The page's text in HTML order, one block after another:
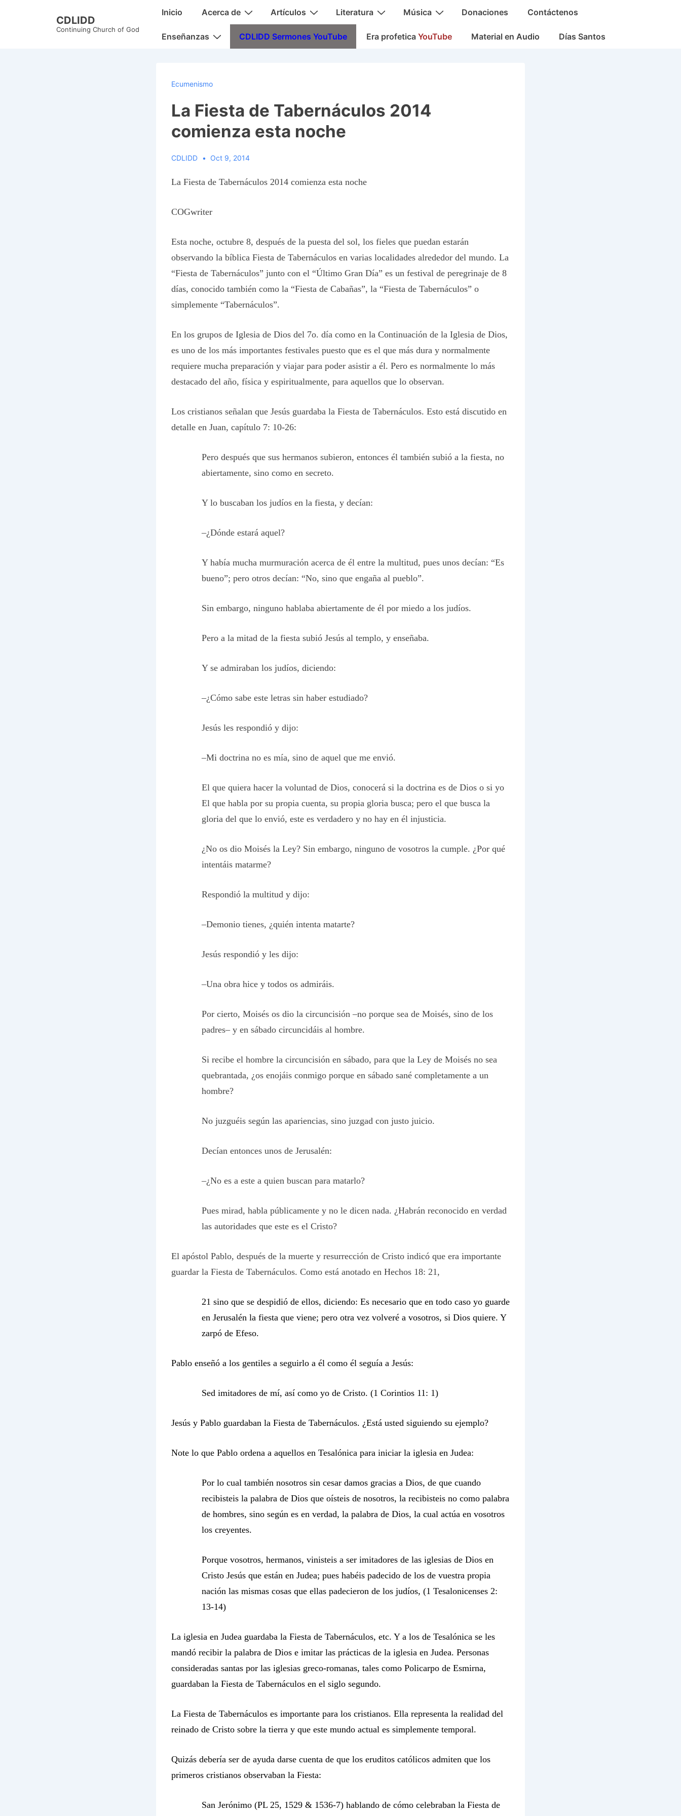
CDLIDD
Continuing Church of God
MainInicio Acerca de Artículos Literatura Música Donaciones Contáctenos
Enseñanzas CDLIDD Sermones YouTube Era profetica YouTube Material en Audio Días Santos
Ecumenismo
La Fiesta de Tabernáculos 2014
comienza esta noche
CDLIDD Oct 9, 2014
La Fiesta de Tabernáculos 2014 comienza esta noche
COGwriter
Esta noche, octubre 8, después de la puesta del sol, los fieles que puedan estarán
observando la bíblica Fiesta de Tabernáculos en varias localidades alrededor del mundo. La
“Fiesta de Tabernáculos” junto con el “Último Gran Día” es un festival de peregrinaje de 8
días, conocido también como la “Fiesta de Cabañas”, la “Fiesta de Tabernáculos” o
simplemente “Tabernáculos”.
En los grupos de Iglesia de Dios del 7o. día como en la Continuación de laIglesia de Dios,
es uno de los más importantes festivales puesto que es el que más dura y normalmente
requiere mucha preparación y viajar para poder asistir a él. Pero es normalmente lo más
destacado del año, física y espiritualmente, para aquellos que lo observan.
Los cristianos señalan que Jesús guardaba la Fiesta de Tabernáculos. Esto está discutido en
detalle en Juan, capítulo 7: 10-26:
Pero después que sus hermanos subieron, entonces él también subió a la fiesta, no
abiertamente, sino como en secreto.
Y lo buscaban los judíos en la fiesta, y decían:
–¿Dónde estará aquel?
Y había mucha murmuración acerca de él entre la multitud, pues unos decían: “Es
bueno”; pero otros decían: “No, sino que engaña al pueblo”.
Sin embargo, ninguno hablaba abiertamente de él por miedo a los judíos.
Pero a la mitad de la fiesta subió Jesús al templo, y enseñaba.
Y se admiraban los judíos, diciendo:
–¿Cómo sabe este letras sin haber estudiado?
Jesús les respondió y dijo:
–Mi doctrina no es mía, sino de aquel que me envió.
El que quiera hacer la voluntad de Dios, conocerá si la doctrina es de Dios o si yo
El que habla por su propia cuenta, su propia gloria busca; pero el que busca la
gloria del que lo envió, este es verdadero y no hay en él injusticia.
¿No os dio Moisés la Ley? Sin embargo, ninguno de vosotros la cumple. ¿Por qué
intentáis matarme?
Respondió la multitud y dijo:
–Demonio tienes, ¿quién intenta matarte?
Jesús respondió y les dijo:
–Una obra hice y todos os admiráis.
Por cierto, Moisés os dio la circuncisión –no porque sea de Moisés, sino de los
padres– y en sábado circuncidáis al hombre.
Si recibe el hombre la circuncisión en sábado, para que la Ley de Moisés no sea
quebrantada, ¿os enojáis conmigo porque en sábado sané completamente a un
hombre?
No juzguéis según las apariencias, sino juzgad con justo juicio.
Decían entonces unos de Jerusalén:
–¿No es a este a quien buscan para matarlo?
Pues mirad, habla públicamente y no le dicen nada. ¿Habrán reconocido en verdad
las autoridades que este es el Cristo?
El apóstol Pablo, después de la muerte y resurrección de Cristo indicó que era importante
guardar la Fiesta de Tabernáculos. Como está anotado en Hechos 18: 21,
21 sino que se despidió de ellos, diciendo: Es necesario que en todo caso yo guarde
en Jerusalén la fiesta que viene; pero otra vez volveré a vosotros, si Dios quiere. Y
zarpó de Efeso.
Pablo enseñó a los gentiles a seguirlo a él como él seguía a Jesús:
Sed imitadores de mí, así como yo de Cristo. (1 Corintios 11: 1)
Jesús y Pablo guardaban la Fiesta de Tabernáculos. ¿Está usted siguiendo su ejemplo?
Note lo que Pablo ordena a aquellos en Tesalónica para iniciar la iglesia en Judea:
Por lo cual también nosotros sin cesar damos gracias a Dios, de que cuando
recibisteis la palabra de Dios que oísteis de nosotros, la recibisteis no como palabra
de hombres, sino según es en verdad, la palabra de Dios, la cual actúa en vosotros
los creyentes.
Porque vosotros, hermanos, vinisteis a ser imitadores de las iglesias de Dios en
Cristo Jesús que están en Judea; pues habéis padecido de los de vuestra propia
nación las mismas cosas que ellas padecieron de los judíos, (1 Tesalonicenses 2:
13-14)
La iglesia en Judea guardaba la Fiesta de Tabernáculos, etc. Y a los de Tesalónica se les
mandó recibir la palabra de Dios e imitar las prácticas de la iglesia en Judea. Personas
consideradas santas por las iglesias greco-romanas, tales como Policarpo de Esmirna,
guardaban la Fiesta de Tabernáculos en el siglo segundo.
La Fiesta de Tabernáculos es importante para los cristianos. Ella representa la realidad del
reinado de Cristo sobre la tierra y que este mundo actual es simplemente temporal.
Quizás debería ser de ayuda darse cuenta de que los eruditos católicos admiten que los
primeros cristianos observaban la Fiesta:
San Jerónimo (PL 25, 1529 & 1536-7) hablando de cómo celebraban la Fiesta de